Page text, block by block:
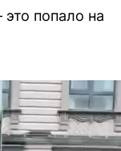
попало на